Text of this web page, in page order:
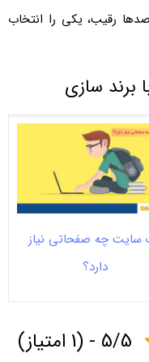
رقیب، یکی را انتخاب
سازی
چه صفحاتی نیاز
دارد؟
5/5 - (1 امتیاز)